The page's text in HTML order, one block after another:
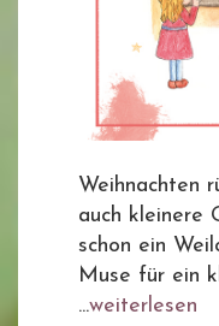
Weihnachten
auch kleinere
schon ein
Muse für ein
...weiterlesen